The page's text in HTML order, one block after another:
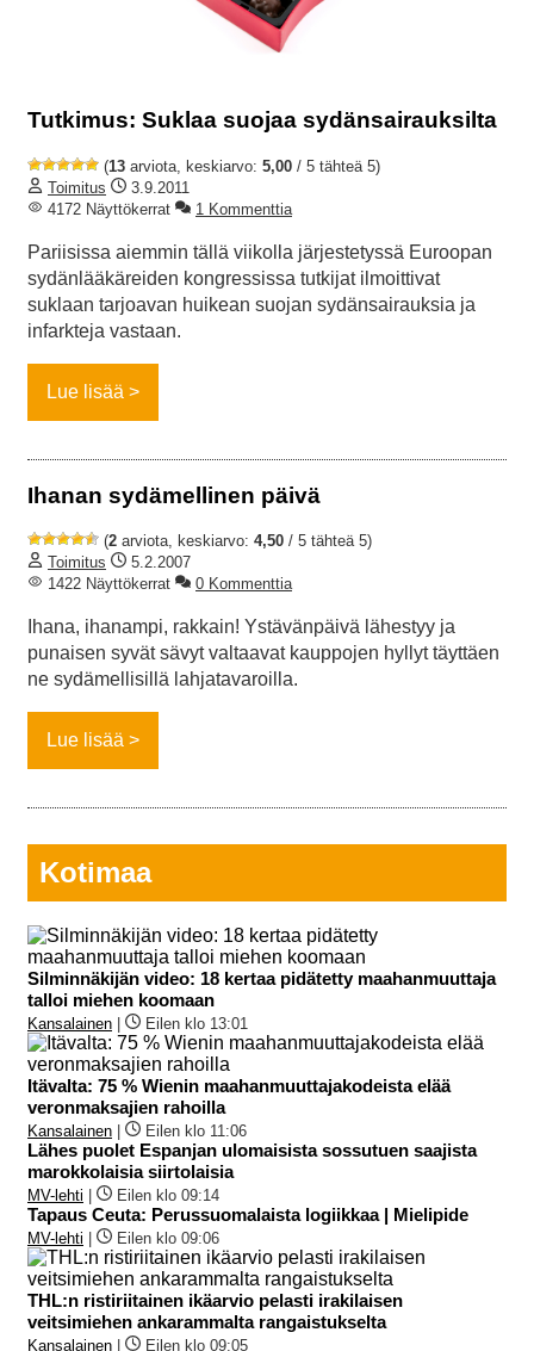
Tutkimus: Suklaa suojaa sydänsairauksilta
(13 arviota, keskiarvo: 5,00 / 5 tähteä 5)
Toimitus
3.9.2011
4172 Näyttökerrat
1 Kommenttia
Pariisissa aiemmin tällä viikolla järjestetyssä Euroopan
sydänlääkäreiden kongressissa tutkijat ilmoittivat
suklaan tarjoavan huikean suojan sydänsairauksia ja
infarkteja vastaan.
Lue lisää
Ihanan sydämellinen päivä
(2 arviota, keskiarvo: 4,50 / 5 tähteä 5)
Toimitus
5.2.2007
1422 Näyttökerrat
0 Kommenttia
Ihana, ihanampi, rakkain! Ystävänpäivä lähestyy ja
punaisen syvät sävyt valtaavat kauppojen hyllyt täyttäen
ne sydämellisillä lahjatavaroilla.
Lue lisää
Kotimaa
Silminnäkijän video: 18 kertaa pidätetty maahanmuuttaja
talloi miehen koomaan
Kansalainen | Eilen klo 13:01
Itävalta: 75 % Wienin maahanmuuttajakodeista elää
veronmaksajien rahoilla
Kansalainen | Eilen klo 11:06
Lähes puolet Espanjan ulomaisista sossutuen saajista
marokkolaisia siirtolaisia
MV-lehti | Eilen klo 09:14
Tapaus Ceuta: Perussuomalaista logiikkaa | Mielipide
MV-lehti | Eilen klo 09:06
THL:n ristiriitainen ikäarvio pelasti irakilaisen
veitsimiehen ankarammalta rangaistukselta
Kansalainen | Eilen klo 09:05